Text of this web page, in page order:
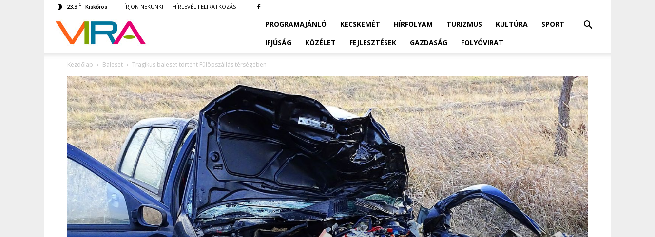
23.3 C Kiskőrös ÍRJON NEKÜNK! HÍRLEVÉL FELIRATKOZÁS
VIRA PROGRAMAJÁNLÓ KECSKEMÉT HÍRFOLYAM TURIZMUS KULTÚRA
SPORT
IFJÚSÁG
KÖZÉLET FEJLESZTÉSEK GAZDASÁG FOLYÓVIRAT
Kezdőlap Baleset Tragikus baleset történt Fülöpszállás térségében